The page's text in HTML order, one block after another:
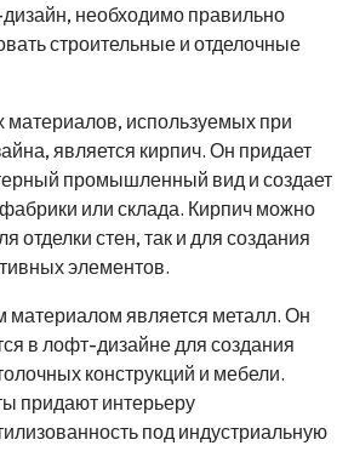
необходимо правильно
строительные и отделочные
используемых при
является кирпич. Он придает
промышленный вид и создает
или склада. Кирпич можно
отделки стен, так и для создания
элементов.
является металл. Он
в лофт-дизайне для создания
конструкций и мебели.
придают интерьеру
под индустриальную